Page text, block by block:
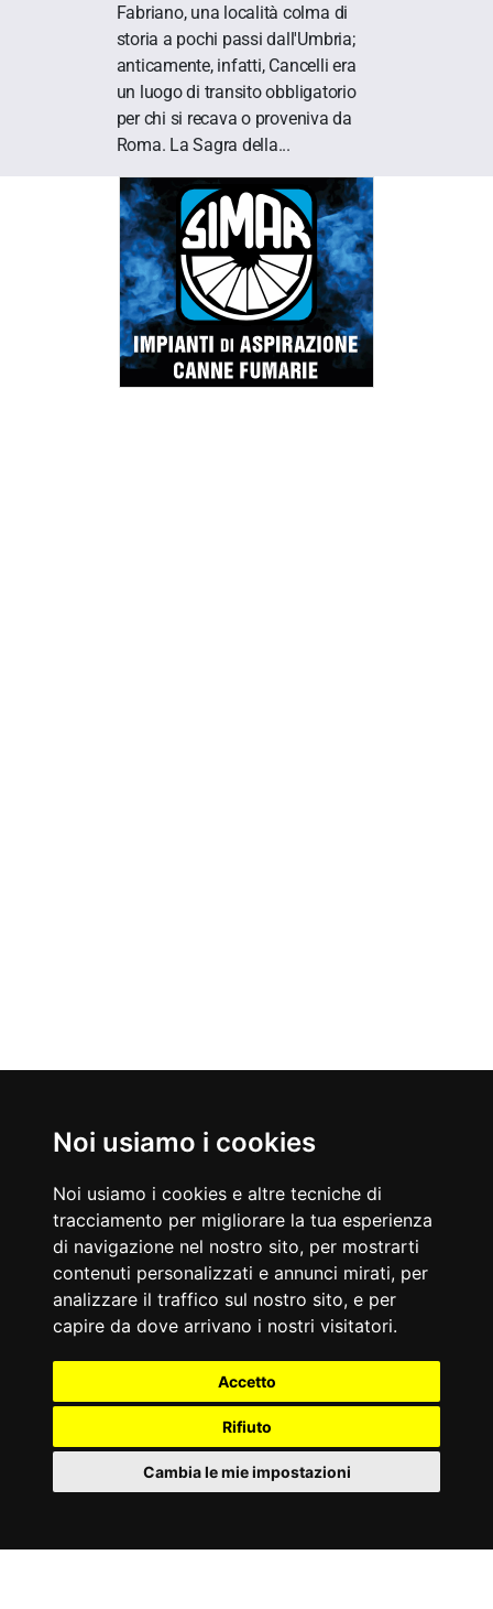
Noi usiamo i cookies
Noi usiamo i cookies e altre tecniche di
tracciamento per migliorare la tua esperienza
di navigazione nel nostro sito, per mostrarti
contenuti personalizzati e annunci mirati, per
analizzare il traffico sul nostro sito, e per
capire da dove arrivano i nostri visitatori.
Accetto
Rifiuto
Cambia le mie impostazioni
Fabriano, una località colma di
storia a pochi passi dall'Umbria;
anticamente, infatti, Cancelli era
un luogo di transito obbligatorio
per chi si recava o proveniva da
Roma. La Sagra della...
Nati Oggi
09/08/1920
Giornalista e conduttore televisivo
09/08/1957
Attrice statunitense
Accadde Oggi
09/08/1942
Edith Stein viene uccisa ad Auschwitz.
09/08/1986
Ultimo concerto dei Queen a Knebworth con il frontman Freddie
Mercury.
Aforismi
cose che desideriamo di più sono quelle a cui fingiamo di non
Marcel Proust
orizzonti; serve solo a confermarci nell'idea di essere unici.